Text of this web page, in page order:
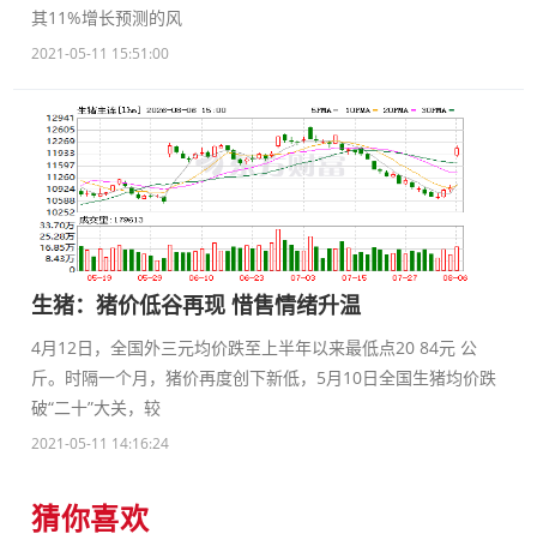
其11%增长预测的风
2021-05-11 15:51:00
生猪：猪价低谷再现 惜售情绪升温
4月12日，全国外三元均价跌至上半年以来最低点20 84元 公
斤。时隔一个月，猪价再度创下新低，5月10日全国生猪均价跌
破“二十”大关，较
2021-05-11 14:16:24
猜你喜欢